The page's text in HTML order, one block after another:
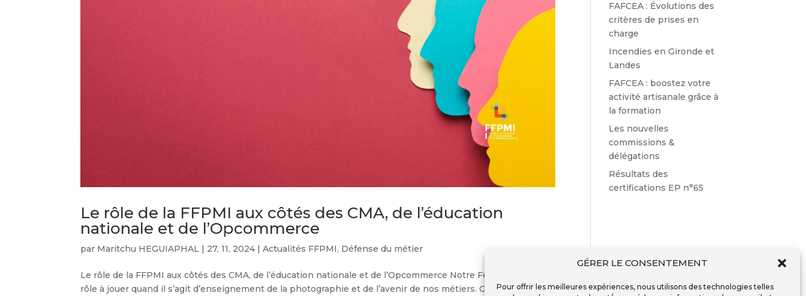
GÉRER LE CONSENTEMENT
Pour offrir les meilleures expériences, nous utilisons des technologies telles
Le rôle de la FFPMI aux côtés des CMA, de l’éducation
nationale et de l’Opcommerce
par Maritchu HEGUIAPHAL 27, 11, 2024 |Actualités FFPMI, Défense du métier
Le rôle de la FFPMI aux côtés des CMA, de l’éducation nationale et de l’Opcommerce Notre Fédération a son
rôle à jouer quand il s’agit d’enseignement de la photographie et de l’avenir de nos métiers. Gros plan sur la
FAFCEA : Évolutions des
critères de prises en
charge
Incendies en Gironde et
Landes
FAFCEA : boostez votre
activité artisanale grâce à
la formation
Les nouvelles
commissions &
délégations
Résultats des
certifications EP n°65